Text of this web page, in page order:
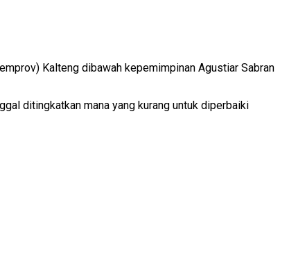
Kalteng dibawah kepemimpinan Agustiar Sabran
ditingkatkan mana yang kurang untuk diperbaiki